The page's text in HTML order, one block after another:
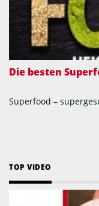
Die besten
Superfood –
TOP VIDEO